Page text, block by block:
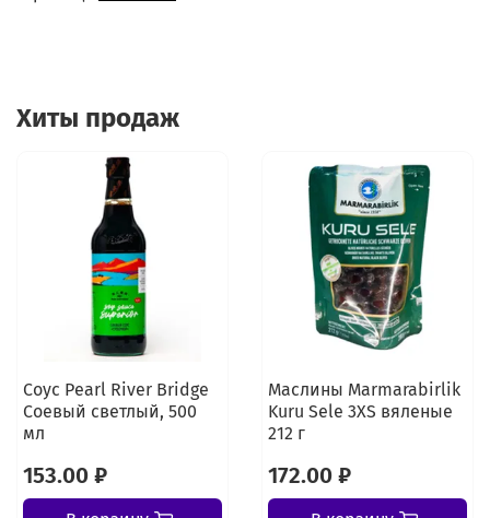
Хиты продаж
Соус Pearl River Bridge
Соевый светлый, 500
мл
153.00 ₽
Маслины Marmarabirlik
Kuru Sele 3XS вяленые
212 г
172.00 ₽